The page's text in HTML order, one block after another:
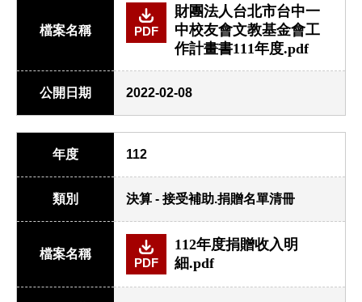
檔案名稱 PDF
財團法人台北市台中一
中校友會文教基金會工
作計畫書111年度.pdf
公開日期 2022-02-08
年度 112
類別 決算 - 接受補助.捐贈名單清冊
檔案名稱
PDF
112年度捐贈收入明
細.pdf